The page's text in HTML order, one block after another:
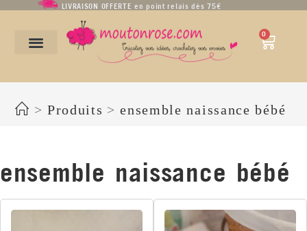
LIVRAISON OFFERTE en point relais dès 75€
0
> Produits > ensemble naissance bébé
ensemble naissance bébé